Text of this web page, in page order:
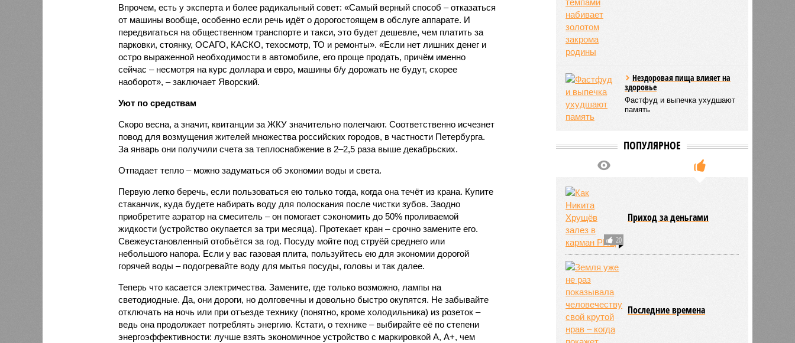
Впрочем, есть у эксперта и более радикальный совет: «Самый верный способ – отказаться
от машины вообще, особенно если речь идёт о дорогостоящем в обслуге аппарате. И
передвигаться на общественном транспорте и такси, это будет дешевле, чем платить за
парковки, стоянку, ОСАГО, КАСКО, техосмотр, ТО и ремонты». «Если нет лишних денег и
остро выраженной необходимости в автомобиле, его проще продать, причём именно
сейчас – несмотря на курс доллара и евро, машины б/у дорожать не будут, скорее
наоборот», – заключает Яворский.
Уют по средствам
Скоро весна, а значит, квитанции за ЖКУ значительно полегчают. Соответственно исчезнет
повод для возмущения жителей множества российских городов, в частности Петербурга.
За январь они получили счета за теплоснабжение в 2–2,5 раза выше декабрьских.
Отпадает тепло – можно задуматься об экономии воды и света.
Первую легко беречь, если пользоваться ею только тогда, когда она течёт из крана. Купите
стаканчик, куда будете набирать воду для полоскания после чистки зубов. Заодно
приобретите аэратор на смеситель – он помогает сэкономить до 50% проливаемой
жидкости (устройство окупается за три месяца). Протекает кран – срочно замените его.
Свежеустановленный отобьётся за год. Посуду мойте под струёй среднего или
небольшого напора. Если у вас газовая плита, пользуйтесь ею для экономии дорогой
горячей воды – подогревайте воду для мытья посуды, головы и так далее.
Теперь что касается электричества. Замените, где только возможно, лампы на
светодиодные. Да, они дороги, но долговечны и довольно быстро окупятся. Не забывайте
отключать на ночь или при отъезде технику (понятно, кроме холодильника) из розеток –
ведь она продолжает потреблять энергию. Кстати, о технике – выбирайте её по степени
энергоэффективности: лучше взять экономичное устройство с маркировкой А, А+, чем
Нездоровая пища влияет на
здоровье
Фастфуд и выпечка ухудшают
память
ПОПУЛЯРНОЕ
20
Приход за деньгами
Последние времена